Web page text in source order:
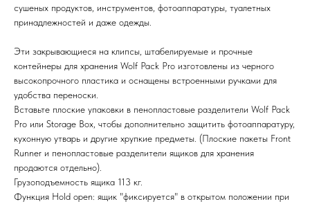
сушеных продуктов, инструментов, фотоаппаратуры, туалетных
принадлежностей и даже одежды.
Эти закрывающиеся на клипсы, штабелируемые и прочные
контейнеры для хранения Wolf Pack Pro изготовлены из черного
высокопрочного пластика и оснащены встроенными ручками для
удобства переноски.
Вставьте плоские упаковки в пенопластовые разделители Wolf Pack
Pro или Storage Box, чтобы дополнительно защитить фотоаппаратуру,
кухонную утварь и другие хрупкие предметы. (Плоские пакеты Front
Runner и пенопластовые разделители ящиков для хранения
продаются отдельно).
Грузоподъемность ящика 113 кг.
Функция Hold open: ящик "фиксируется" в открытом положении при